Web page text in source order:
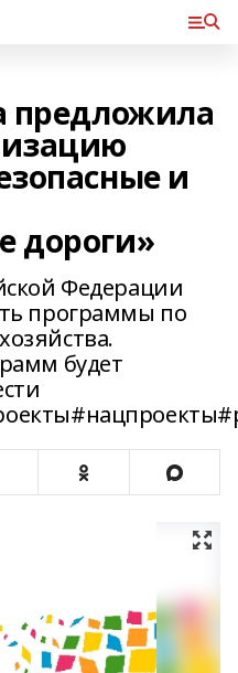
предложила
и
дороги»
Федерации
программы по
будет